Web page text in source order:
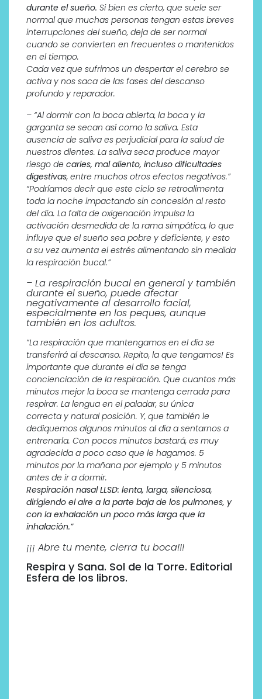
durante el sueño. Si bien es cierto, que suele ser
normal que muchas personas tengan estas breves
interrupciones del sueño, deja de ser normal
cuando se convierten en frecuentes o mantenidos
en el tiempo.
Cada vez que sufrimos un despertar el cerebro se
activa y nos saca de las fases del descanso
profundo y reparador.
– “Al dormir con la boca abierta, la boca y la
garganta se secan así como la saliva. Esta
ausencia de saliva es perjudicial para la salud de
nuestros dientes. La saliva seca produce mayor
riesgo de caries, mal aliento, incluso dificultades
digestivas, entre muchos otros efectos negativos.”
“Podríamos decir que este ciclo se retroalimenta
toda la noche impactando sin concesión al resto
del día. La falta de oxigenación impulsa la
activación desmedida de la rama simpática, lo que
influye que el sueño sea pobre y deficiente, y esto
a su vez aumenta el estrés alimentando sin medida
la respiración bucal.”
– La respiración bucal en general y también
durante el sueño, puede afectar
negativamente al desarrollo facial,
especialmente en los peques, aunque
también en los adultos.
“La respiración que mantengamos en el día se
transferirá al descanso. Repito, la que tengamos! Es
importante que durante el día se tenga
concienciación de la respiración. Que cuantos más
minutos mejor la boca se mantenga cerrada para
respirar. La lengua en el paladar, su única
correcta y natural posición. Y, que también le
dediquemos algunos minutos al día a sentarnos a
entrenarla. Con pocos minutos bastará, es muy
agradecida a poco caso que le hagamos. 5
minutos por la mañana por ejemplo y 5 minutos
antes de ir a dormir.
Respiración nasal LLSD: lenta, larga, silenciosa,
dirigiendo el aire a la parte baja de los pulmones, y
con la exhalación un poco más larga que la
inhalación.”
¡¡¡ Abre tu mente, cierra tu boca!!!
Respira y Sana. Sol de la Torre. Editorial
Esfera de los libros.